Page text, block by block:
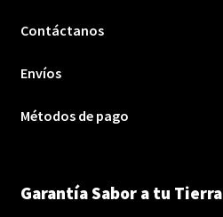
Contáctanos
Envíos
Métodos de pago
Garantía Sabor a tu Tierra